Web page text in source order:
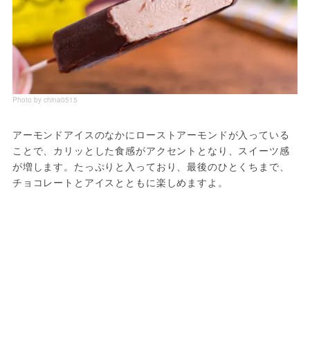
Photo by china0515
アーモンドアイスのなかにローストアーモンドが入っている
ことで、カリッとした食感がアクセントとなり、スイーツ感
が増します。たっぷりと入っており、最後のひとくちまで、
チョコレートとアイスとともに楽しめますよ。